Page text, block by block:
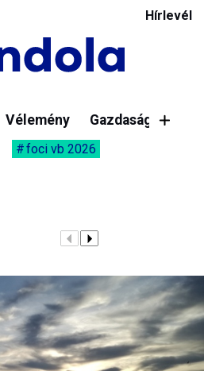
Hírlevél
Vélemény Gazdaság
foci vb 2026